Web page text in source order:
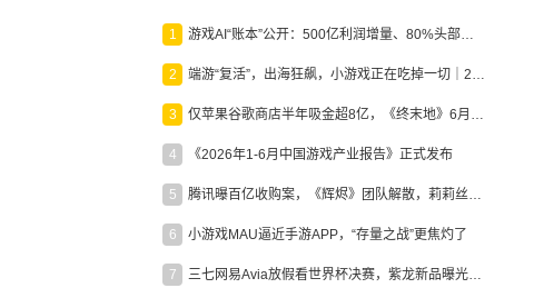
1 游戏AI“账本”公开：500亿利润增量、80%头部入局，谁在闷声发财？
2 端游“复活”，出海狂飙，小游戏正在吃掉一切｜2026上半年产业报告
3 仅苹果谷歌商店半年吸金超8亿，《终末地》6月份收入显著回暖
4 《2026年1-6月中国游戏产业报告》正式发布
5 腾讯曝百亿收购案，《辉烬》团队解散，莉莉丝新作曝光｜陀螺周报
6 小游戏MAU逼近手游APP，“存量之战”更焦灼了
7 三七网易Avia放假看世界杯决赛，紫龙新品曝光，米哈游新作上线 | 陀螺周报